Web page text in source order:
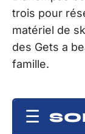
trois pour
matériel de
des Gets a
famille.